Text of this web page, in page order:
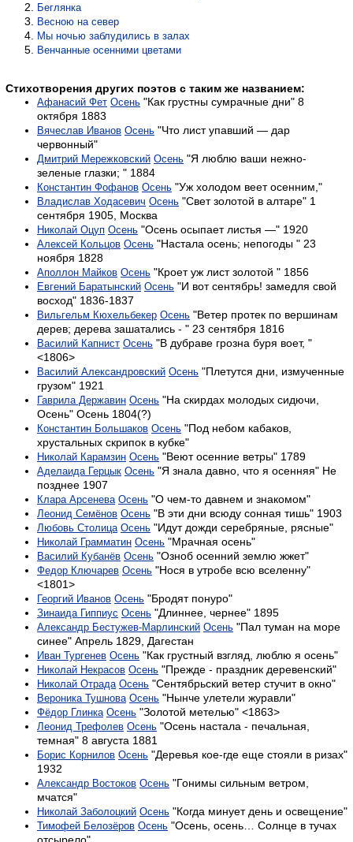
Беглянка
Весною на север
Мы ночью заблудились в залах
Венчанные осенними цветами
Стихотворения других поэтов с таким же названием:
Афанасий Фет Осень "Как грустны сумрачные дни" 8
октября 1883
Вячеслав Иванов Осень "Что лист упавший — дар
червонный"
Дмитрий Мережковский Осень "Я люблю ваши нежно-
зеленые глазки; " 1884
Константин Фофанов Осень "Уж холодом веет осенним,"
Владислав Ходасевич Осень "Свет золотой в алтаре" 1
сентября 1905, Москва
Николай Оцуп Осень "Осень осыпает листья —" 1920
Алексей Кольцов Осень "Настала осень; непогоды " 23
ноября 1828
Аполлон Майков Осень "Кроет уж лист золотой " 1856
Евгений Баратынский Осень "И вот сентябрь! замедля свой
восход" 1836-1837
Вильгельм Кюхельбекер Осень "Ветер протек по вершинам
дерев; дерева зашатались - " 23 сентября 1816
Василий Капнист Осень "В дубраве грозна буря воет, "
<1806>
Василий Александровский Осень "Плетутся дни, измученные
грузом" 1921
Гаврила Державин Осень "На скирдах молодых сидючи,
Осень" Осень 1804(?)
Константин Большаков Осень "Под небом кабаков,
хрустальных скрипок в кубке"
Николай Карамзин Осень "Веют осенние ветры" 1789
Аделаида Герцык Осень "Я знала давно, что я осенняя" Не
позднее 1907
Клара Арсенева Осень "О чем-то давнем и знакомом"
Леонид Семёнов Осень "В эти дни всюду сонная тишь" 1903
Любовь Столица Осень "Идут дожди серебряные, рясные"
Николай Грамматин Осень "Мрачная осень"
Василий Кубанёв Осень "Озноб осенний землю жжет"
Федор Ключарев Осень "Нося в утробе всю вселенну"
<1801>
Георгий Иванов Осень "Бродят понуро"
Зинаида Гиппиус Осень "Длиннее, чернее" 1895
Александр Бестужев-Марлинский Осень "Пал туман на море
синее" Апрель 1829, Дагестан
Иван Тургенев Осень "Как грустный взгляд, люблю я осень"
Николай Некрасов Осень "Прежде - праздник деревенский"
Николай Отрада Осень "Сентябрьский ветер стучит в окно"
Вероника Тушнова Осень "Нынче улетели журавли"
Фёдор Глинка Осень "Золотой метелью" <1863>
Леонид Трефолев Осень "Осень настала - печальная,
темная" 8 августа 1881
Борис Корнилов Осень "Деревья кое-где еще стояли в ризах"
1932
Александр Востоков Осень "Гонимы сильным ветром,
мчатся"
Николай Заболоцкий Осень "Когда минует день и освещение"
Тимофей Белозёров Осень "Осень, осень… Солнце в тучах